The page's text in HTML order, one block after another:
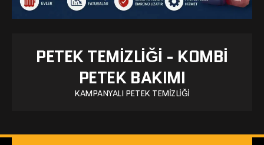
PETEK TEMIZLIĞI - KOMBI
PETEK BAKIMI
KAMPANYALI PETEK TEMIZLIĞI